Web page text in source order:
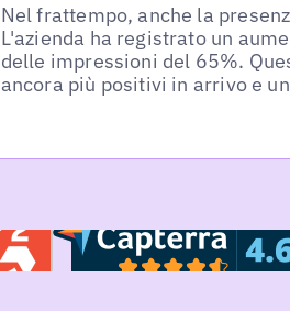
Nel frattempo, anche la
L'azienda ha registrato un
delle impressioni del 65%.
ancora più positivi in arrivo e